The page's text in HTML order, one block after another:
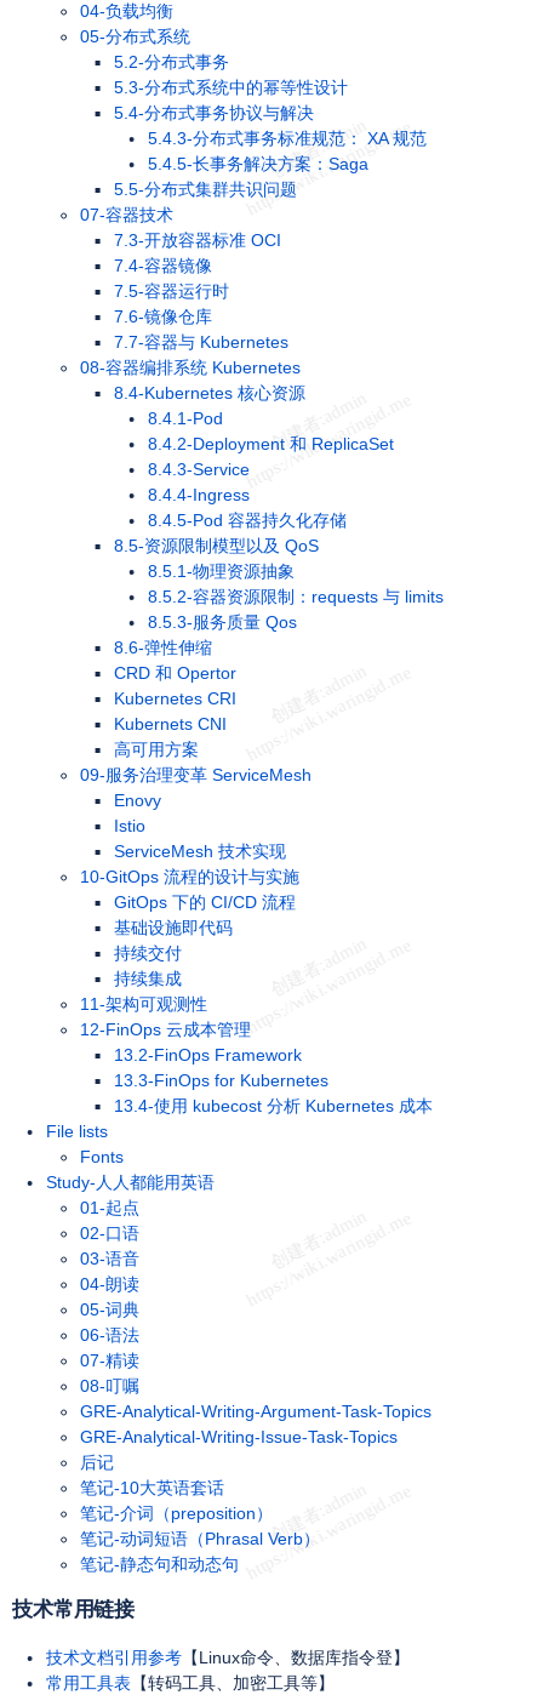
04-负载均衡
05-分布式系统
5.2-分布式事务
5.3-分布式系统中的幂等性设计
5.4-分布式事务协议与解决
5.4.3-分布式事务标准规范： XA 规范
5.4.5-长事务解决方案：Saga
5.5-分布式集群共识问题
07-容器技术
7.3-开放容器标准 OCI
7.4-容器镜像
7.5-容器运行时
7.6-镜像仓库
7.7-容器与 Kubernetes
08-容器编排系统 Kubernetes
8.4-Kubernetes 核心资源
8.4.1-Pod
8.4.2-Deployment 和 ReplicaSet
8.4.3-Service
8.4.4-Ingress
8.4.5-Pod 容器持久化存储
8.5-资源限制模型以及 QoS
8.5.1-物理资源抽象
8.5.2-容器资源限制：requests 与 limits
8.5.3-服务质量 Qos
8.6-弹性伸缩
CRD 和 Opertor
Kubernetes CRI
Kubernets CNI
高可用方案
09-服务治理变革 ServiceMesh
Enovy
Istio
ServiceMesh 技术实现
10-GitOps 流程的设计与实施
GitOps 下的 CI/CD 流程
基础设施即代码
持续交付
持续集成
11-架构可观测性
12-FinOps 云成本管理
13.2-FinOps Framework
13.3-FinOps for Kubernetes
13.4-使用 kubecost 分析 Kubernetes 成本
File lists
Fonts
Study-人人都能用英语
01-起点
02-口语
03-语音
04-朗读
05-词典
06-语法
07-精读
08-叮嘱
GRE-Analytical-Writing-Argument-Task-Topics
GRE-Analytical-Writing-Issue-Task-Topics
后记
笔记-10大英语套话
笔记-介词（preposition）
笔记-动词短语（Phrasal Verb）
笔记-静态句和动态句
技术常用链接
技术文档引用参考【Linux命令、数据库指令登】
常用工具表【转码工具、加密工具等】